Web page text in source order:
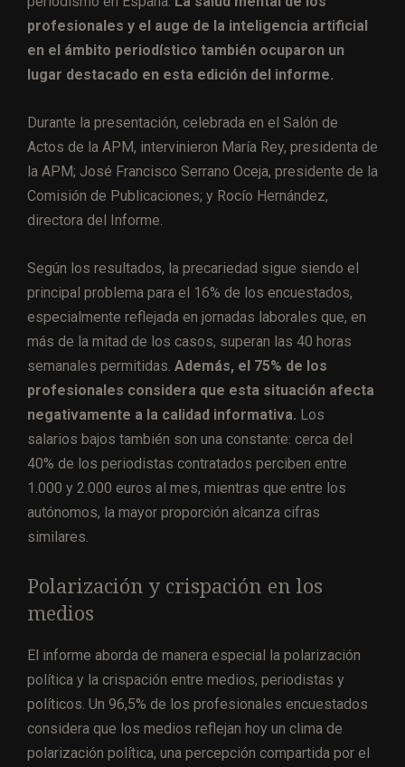
profesionales y el auge de la inteligencia artificial
en el ámbito periodístico también ocuparon un
lugar destacado en esta edición del informe.
Durante la presentación, celebrada en el Salón de
Actos de la APM, intervinieron María Rey, presidenta de
la APM; José Francisco Serrano Oceja, presidente de la
Comisión de Publicaciones; y Rocío Hernández,
directora del Informe.
Según los resultados, la precariedad sigue siendo el
principal problema para el 16% de los encuestados,
especialmente reflejada en jornadas laborales que, en
más de la mitad de los casos, superan las 40 horas
semanales permitidas. Además, el 75% de los
profesionales considera que esta situación afecta
negativamente a la calidad informativa. Los
salarios bajos también son una constante: cerca del
40% de los periodistas contratados perciben entre
1.000 y 2.000 euros al mes, mientras que entre los
autónomos, la mayor proporción alcanza cifras
similares.
Polarización y crispación en los
medios
El informe aborda de manera especial la polarización
política y la crispación entre medios, periodistas y
políticos. Un 96,5% de los profesionales encuestados
considera que los medios reflejan hoy un clima de
polarización política, una percepción compartida por el